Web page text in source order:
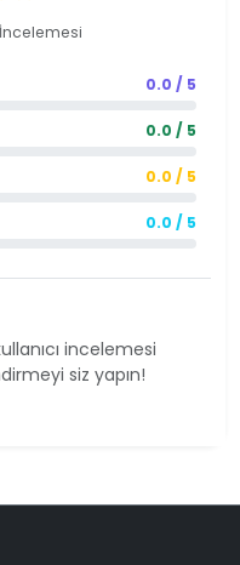
0.0 / 5
0.0 / 5
0.0 / 5
0.0 / 5
incelemesi
siz yapın!